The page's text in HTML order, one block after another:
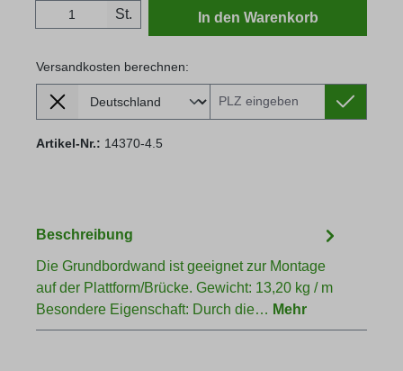
Produkt Anzahl: Gib den gewünschten
St. In den Warenkorb
Versandkosten berechnen:
Lieferland
Versandkosten berechnen:
Artikel-Nr.: 14370-4.5
Beschreibung
Die Grundbordwand ist geeignet zur Montage
auf der Plattform/Brücke. Gewicht: 13,20 kg / m
Besondere Eigenschaft: Durch die… Mehr